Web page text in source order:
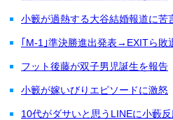
小籔が過熱する大谷結婚報道に苦
｢M-1｣準決勝進出発表→EXITら敗
フット後藤が双子男児誕生を報告
小籔が嫁いびりエピソードに激怒
10代がダサいと思うLINEに小藪